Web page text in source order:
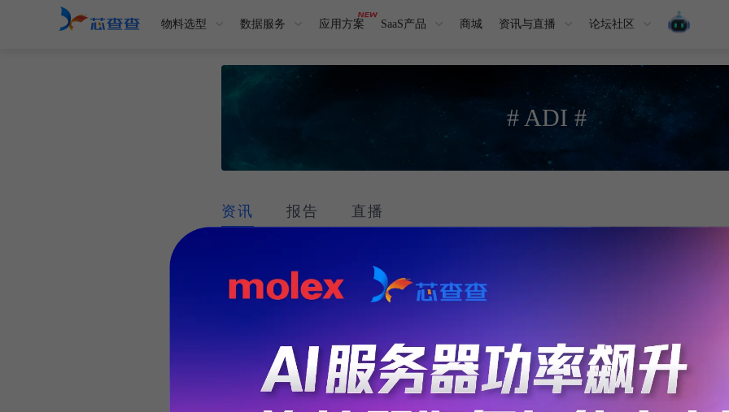
物料选型 数据服务 应用方案 SaaS产品 商城 资讯与直播 论坛社区
# ADI #
资讯 报告 直播